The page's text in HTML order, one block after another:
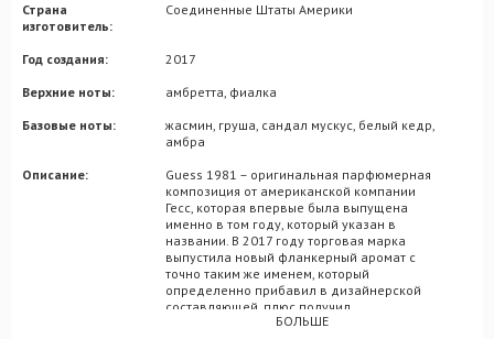
Страна
изготовитель:
Соединенные Штаты Америки
Год создания:
2017
Верхние ноты:
амбретта, фиалка
Базовые ноты:
жасмин, груша, сандал мускус, белый кедр,
амбра
Описание:
Guess 1981 – оригинальная парфюмерная
композиция от американской компании
Гесс, которая впервые была выпущена
именно в том году, который указан в
названии. В 2017 году торговая марка
выпустила новый фланкерный аромат с
точно таким же именем, который
определенно прибавил в дизайнерской
составляющей, плюс получил
актуализированное ольфакторное
БОЛЬШЕ